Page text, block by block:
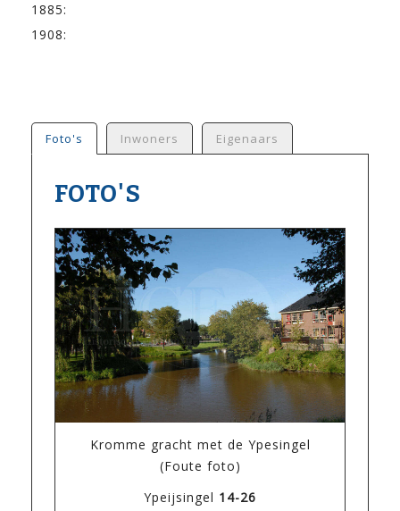
1885:
1908:
Foto's Inwoners Eigenaars
FOTO'S
Kromme gracht met de Ypesingel
(Foute foto)
Ypeijsingel 14-26